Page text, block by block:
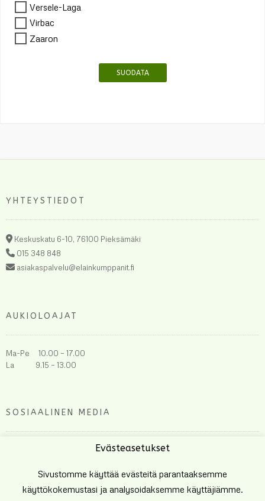
Versele-Laga
Virbac
Zaaron
SUODATA
YHTEYSTIEDOT
Keskuskatu 6-10, 76100 Pieksämäki
015 348 848
asiakaspalvelu@elainkumppanit.fi
AUKIOLOAJAT
Ma-Pe 10.00 – 17.00
La 9.15 – 13.00
SOSIAALINEN MEDIA
Evästeasetukset
Sivustomme käyttää evästeitä parantaaksemme
käyttökokemustasi ja analysoidaksemme käyttäjiämme.